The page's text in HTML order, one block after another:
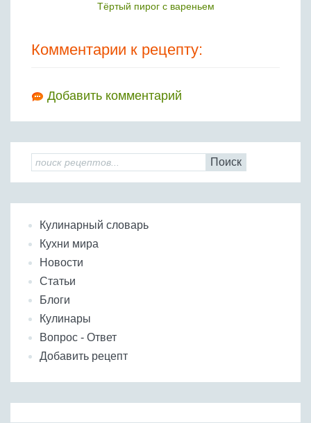
Тёртый пирог с вареньем
Комментарии к рецепту:
Добавить комментарий
Поиск
Кулинарный словарь
Кухни мира
Новости
Статьи
Блоги
Кулинары
Вопрос - Ответ
Добавить рецепт